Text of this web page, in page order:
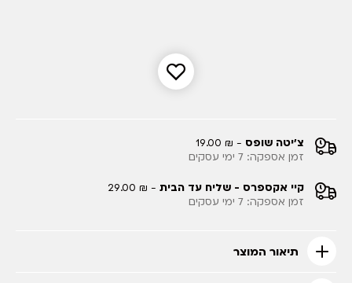
צ'יטה שופס - ₪ 19.00
זמן אספקה: 7 ימי עסקים
קיי אקספרס - שליח עד הבית - ₪ 29.00
זמן אספקה: 7 ימי עסקים
תיאור המוצר